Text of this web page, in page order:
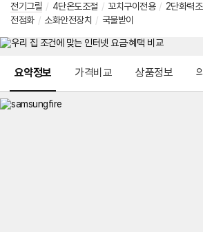
전기그릴 / 4단온도조절 / 꼬치구이전용 / 2단화력
전점화 / 소화안전장치 / 국물받이
요약정보 가격비교 상품정보